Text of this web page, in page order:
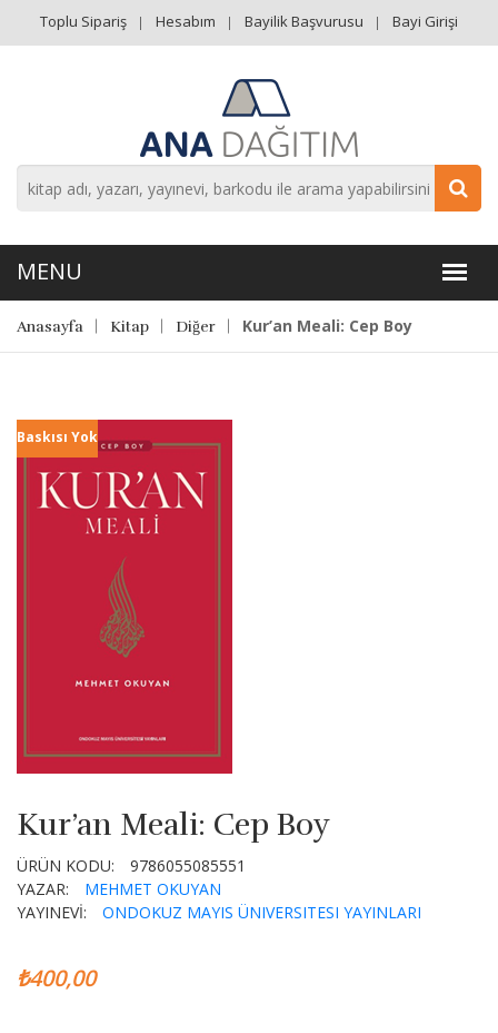
Toplu Sipariş Hesabım Bayilik Başvurusu Bayi Girişi
Anasayfa Kitap Diğer Kur’an Meali: Cep Boy
Baskısı Yok
Kur’an Meali: Cep Boy
ÜRÜN KODU:
9786055085551
YAZAR:
MEHMET OKUYAN
YAYINEVİ:
ONDOKUZ MAYIS ÜNIVERSITESI YAYINLARI
₺400,00